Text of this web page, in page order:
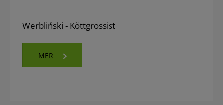
Werbliński - Köttgrossist
MER